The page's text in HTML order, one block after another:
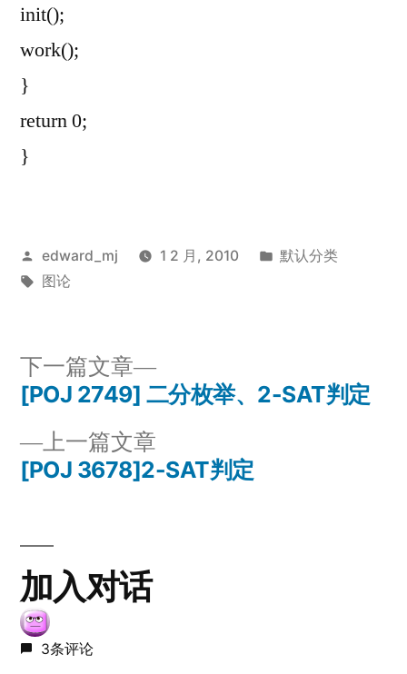
init();
work();
}
return 0;
}
发
布
edward_mj 1 2 月, 2010
发
默认分类
标
图论
文
章
导
航
上一篇文章
一
[POJ 3678]2-SAT判定
下一篇文章
下
一
章：
[POJ 2749] 二分枚举、2-SAT判定
加入对话
3条评论